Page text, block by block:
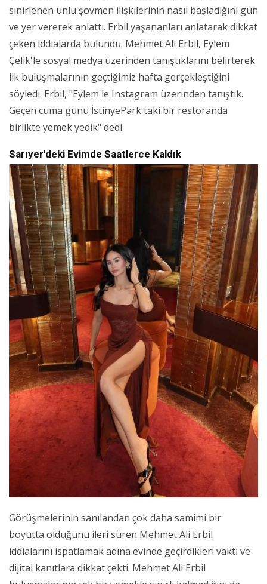
sinirlenen ünlü şovmen ilişkilerinin nasıl başladığını gün
ve yer vererek anlattı. Erbil yaşananları anlatarak dikkat
çeken iddialarda bulundu. Mehmet Ali Erbil, Eylem
Çelik'le sosyal medya üzerinden tanıştıklarını belirterek
ilk buluşmalarının geçtiğimiz hafta gerçekleştiğini
söyledi. Erbil, "Eylem'le Instagram üzerinden tanıştık.
Geçen cuma günü İstinyePark'taki bir restoranda
birlikte yemek yedik" dedi.
Sarıyer'deki Evimde Saatlerce Kaldık
Görüşmelerinin sanılandan çok daha samimi bir
boyutta olduğunu ileri süren Mehmet Ali Erbil
iddialarını ispatlamak adına evinde geçirdikleri vakti ve
dijital kanıtlara dikkat çekti. Mehmet Ali Erbil